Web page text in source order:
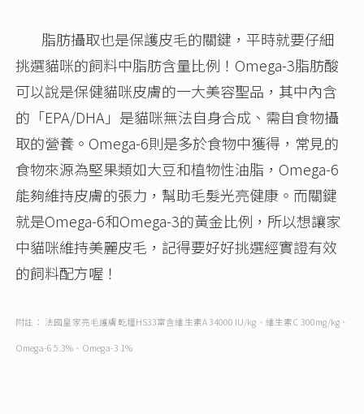
脂肪攝取也是保護皮毛的關鍵，平時就要仔細
挑選貓咪的飼料中脂肪含量比例！Omega-3脂肪酸
可以說是保健貓咪皮膚的一大美容聖品，其中內含
的「EPA/DHA」是貓咪無法自身合成、需自食物攝
取的營養。Omega-6則是多於食物中獲得，常見的
食物來源為堅果類如大豆和植物性油脂，Omega-6
能夠維持皮膚的張力，幫助毛髮光亮健康。而關鍵
就是Omega-6和Omega-3的黃金比例，所以想讓家
中貓咪維持美麗皮毛，記得要好好挑選經實證有效
的飼料配方喔！
附註： 法國皇家亮毛護膚乾糧HS33富含維生素A 34000 IU/kg、維生素C 300mg/kg、
Omega-6 5.3%、Omega-3 1%